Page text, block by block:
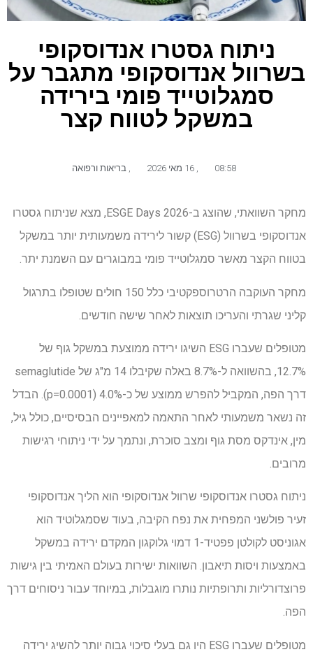
ניתוח גסטרו אנדוסקופי
בשרוול אנדוסקופי מתגבר על
סמגלוטייד פומי בירידה
במשקל לטווח קצר
08:58 16 מאי 2026 בריאות ורפואה
מחקר השוואתי, שהוצג ב-ESGE Days 2026, מצא שניתוח גסטרו
אנדוסקופי בשרוול (ESG) קשור לירידה משמעותית יותר במשקל
בטווח הקצר מאשר סמגלוטייד פומי במבוגרים עם השמנת יתר.
מחקר העוקבה הרטרוספקטיבי כלל 150 חולים שטופלו בתרגול
קליני שגרתי והעריכו תוצאות לאחר שישה חודשים.
מטופלים שעברו ESG השיגו ירידה ממוצעת במשקל גוף של
12.7%, בהשוואה ל-8.7% באלה שקיבלו 14 מ"ג של semaglutide
דרך הפה, המקביל להפרש ממוצע של כ-4.0% (p=0.0001). הבדל
זה נשאר משמעותי לאחר התאמה למאפיינים הבסיסיים, כולל גיל,
מין, אינדקס מסת גוף ומצב סוכרת, ונתמך על ידי ניתוחי רגישות
מרובים.
ניתוח גסטרו אנדוסקופי שרוול אנדוסקופי הוא הליך אנדוסקופי
זעיר פולשני המפחית את נפח הקיבה, בעוד שסמגלוטיד הוא
אגוניסט לקולטן פפטיד-1 דמוי גלוקגון המקדם ירידה במשקל
באמצעות ויסות תיאבון. השוואות ישירות בעולם האמיתי בין גישות
פרוצדורליות ותרופתיות נותרו מוגבלות, במיוחד עבור ניסוחים דרך
הפה.
מטופלים שעברו ESG היו גם בעלי סיכוי גבוה יותר להשיג ירידה